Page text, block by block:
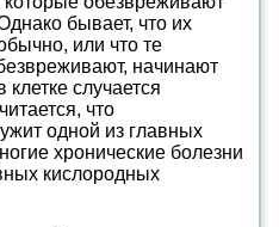
бывает, что их
или что те
начинают
клетке случается
что
одной из главных
хронические болезни
кислородных